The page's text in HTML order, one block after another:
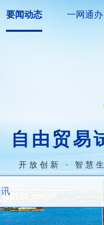
要闻动态 一网通办
自由贸易
开放创新 · 智慧